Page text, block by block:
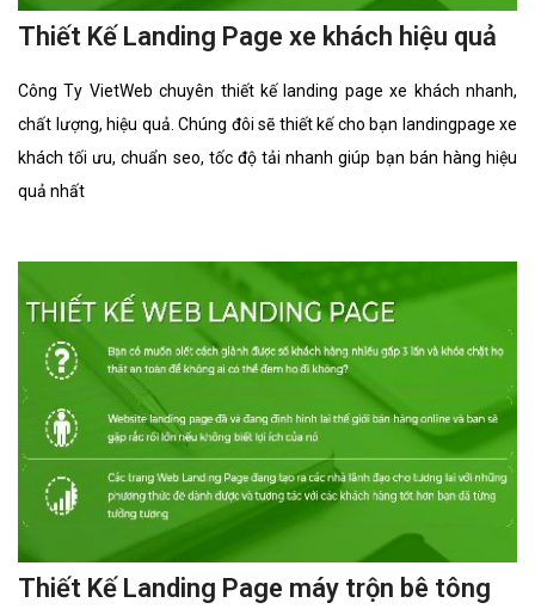
Thiết Kế Landing Page xe khách hiệu quả
Công Ty VietWeb chuyên thiết kế landing page xe khách nhanh,
chất lượng, hiệu quả. Chúng đôi sẽ thiết kế cho bạn landingpage xe
khách tối ưu, chuẩn seo, tốc độ tải nhanh giúp bạn bán hàng hiệu
quả nhất
Thiết Kế Landing Page máy trộn bê tông